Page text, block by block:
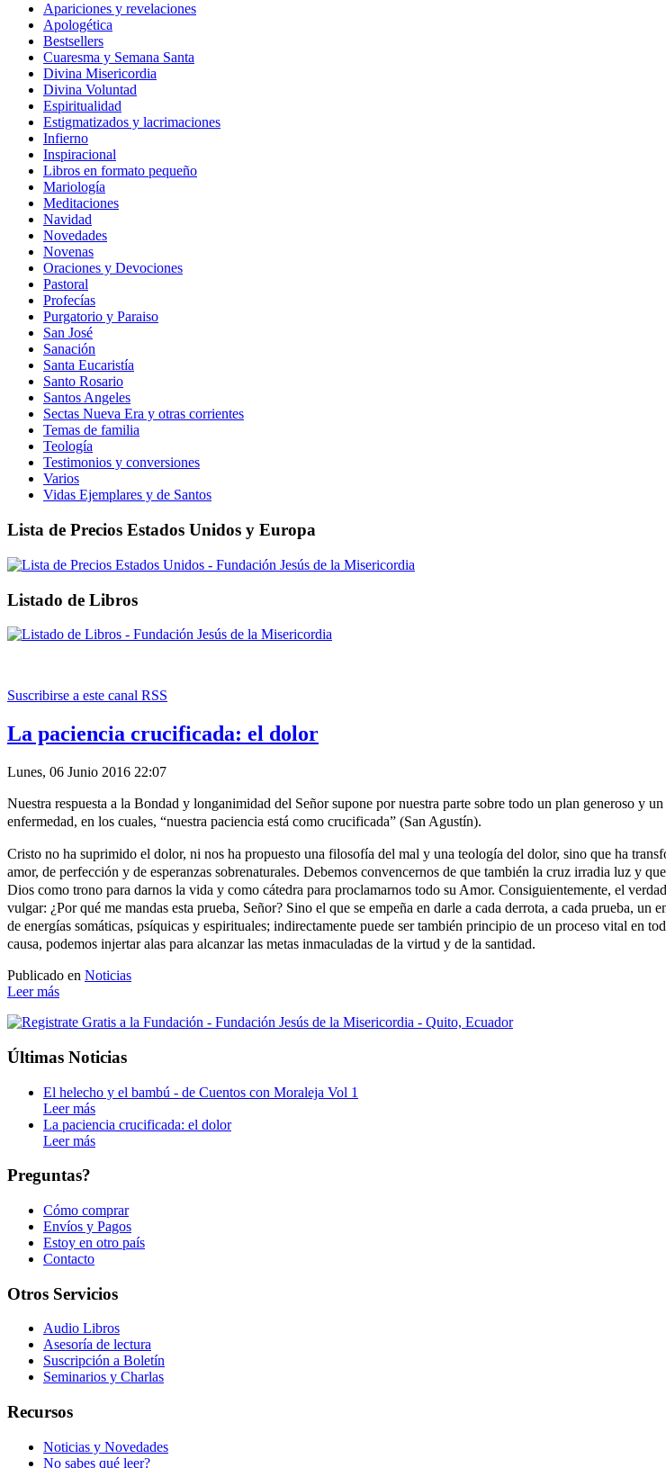
Apariciones y revelaciones
Apologética
Bestsellers
Cuaresma y Semana Santa
Divina Misericordia
Divina Voluntad
Espiritualidad
Estigmatizados y lacrimaciones
Infierno
Inspiracional
Libros en formato pequeño
Mariología
Meditaciones
Navidad
Novedades
Novenas
Oraciones y Devociones
Pastoral
Profecías
Purgatorio y Paraiso
San José
Sanación
Santa Eucaristía
Santo Rosario
Santos Angeles
Sectas Nueva Era y otras corrientes
Temas de familia
Teología
Testimonios y conversiones
Varios
Vidas Ejemplares y de Santos
Lista de Precios Estados Unidos y Europa
Listado de Libros
Suscribirse a este canal RSS
La paciencia crucificada: el dolor
Lunes, 06 Junio 2016 22:07
Nuestra respuesta a la Bondad y longanimidad del Señor supone por nuestra parte sobre todo un plan generoso y
enfermedad, en los cuales, “nuestra paciencia está como crucificada” (San Agustín).
Cristo no ha suprimido el dolor, ni nos ha propuesto una filosofía del mal y una teología del dolor, sino que ha
amor, de perfección y de esperanzas sobrenaturales. Debemos convencernos de que también la cruz irradia luz y
Dios como trono para darnos la vida y como cátedra para proclamarnos todo su Amor. Consiguientemente, el
vulgar: ¿Por qué me mandas esta prueba, Señor? Sino el que se empeña en darle a cada derrota, a cada prueba,
de energías somáticas, psíquicas y espirituales; indirectamente puede ser también principio de un proceso vital en
causa, podemos injertar alas para alcanzar las metas inmaculadas de la virtud y de la santidad.
Publicado en Noticias
Leer más
Últimas Noticias
El helecho y el bambú - de Cuentos con Moraleja Vol 1
Leer más
La paciencia crucificada: el dolor
Leer más
Preguntas?
Cómo comprar
Envíos y Pagos
Estoy en otro país
Contacto
Otros Servicios
Audio Libros
Asesoría de lectura
Suscripción a Boletín
Seminarios y Charlas
Recursos
Noticias y Novedades
No sabes qué leer?